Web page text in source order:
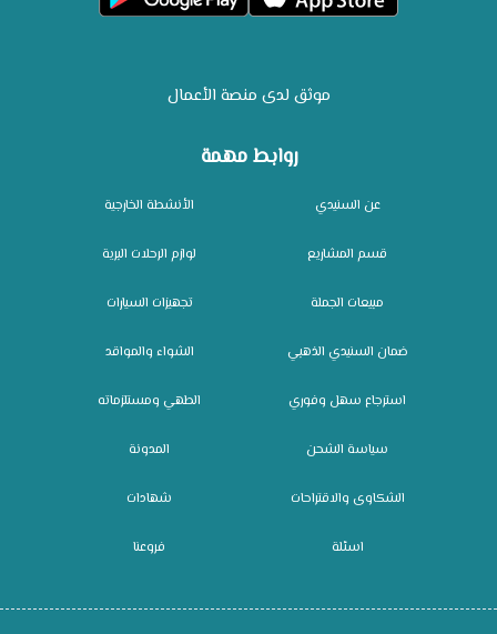
روابط مهمة
عن السنيدي
قسم المشاريع
مبيعات الجملة
ضمان السنيدي الذهبي
استرجاع سهل وفوري
سياسة الشحن
الشكاوى والاقتراحات
اسئلة
الأنشطة الخارجية
لوازم الرحلات البرية
تجهيزات السيارات
الشواء والمواقد
الطهي ومستلزماته
المدونة
شهادات
فروعنا
موثق لدى منصة الأعمال